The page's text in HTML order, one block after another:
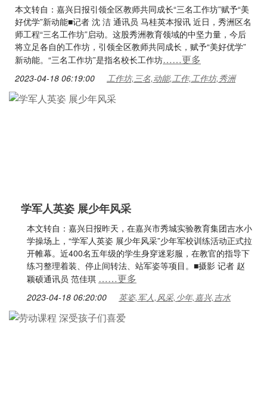
本文转自：嘉兴日报引领全区教师共同成长“三名工作坊”赋予“美
好优学”新动能■记者 沈 洁 通讯员 马桂英本报讯 近日，秀洲区名
师工程“三名工作坊”启动。这股秀洲教育领域的中坚力量，今后
将立足各自的工作坊，引领全区教师共同成长，赋予“美好优学”
新动能。“三名工作坊”是指名校长工作坊……更多
2023-04-18 06:19:00 工作坊,三名,动能,工作,工作坊,秀洲
学军人英姿 展少年风采
本文转自：嘉兴日报昨天，在嘉兴市秀城实验教育集团吉水小
学操场上，“学军人英姿 展少年风采”少年军校训练活动正式拉
开帷幕。近400名五年级的学生身穿迷彩服，在教官的指导下
练习整理着装、停止间转法、站军姿等项目。■摄影 记者 赵
颖硕通讯员 范佳琪 ……更多
2023-04-18 06:20:00 英姿,军人,风采,少年,嘉兴,吉水